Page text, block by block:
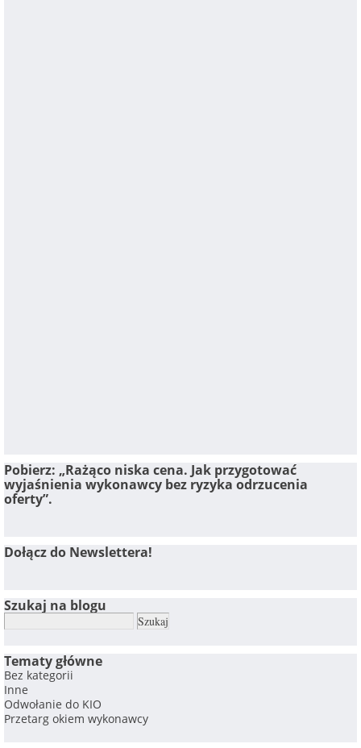
Pobierz: „Rażąco niska cena. Jak przygotować
wyjaśnienia wykonawcy bez ryzyka odrzucenia
oferty”.
Dołącz do Newslettera!
Szukaj na blogu
Tematy główne
Bez kategorii
Inne
Odwołanie do KIO
Przetarg okiem wykonawcy